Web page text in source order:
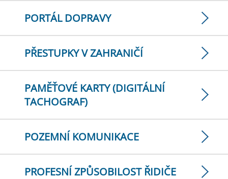
PORTÁL DOPRAVY
PŘESTUPKY V ZAHRANIČÍ
PAMĚŤOVÉ KARTY (DIGITÁLNÍ
TACHOGRAF)
POZEMNÍ KOMUNIKACE
PROFESNÍ ZPŮSOBILOST ŘIDIČE